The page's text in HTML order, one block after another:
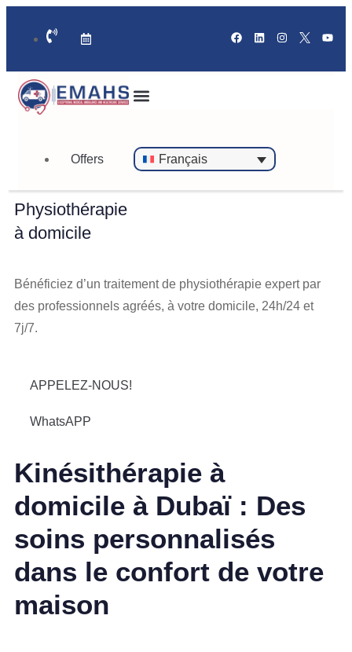
Offers Français
Physiothérapie
à domicile
Bénéficiez d’un traitement de physiothérapie expert par
des professionnels agréés, à votre domicile, 24h/24 et
7j/7.
APPELEZ-NOUS!
WhatsAPP
Kinésithérapie à
domicile à Dubaï : Des
soins personnalisés
dans le confort de votre
maison